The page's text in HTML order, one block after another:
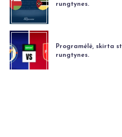
rungtynes.
Programėlė, skirta
rungtynes.